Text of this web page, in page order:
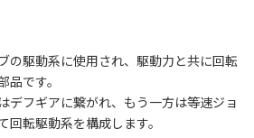
の駆動系に使用され、駆動力と共に回転
です。
デフギアに繋がれ、もう一方は等速ジョ
転駆動系を構成します。